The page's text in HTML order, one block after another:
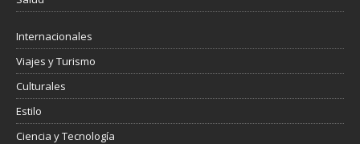
Internacionales
Viajes y Turismo
Culturales
Estilo
Ciencia y Tecnología